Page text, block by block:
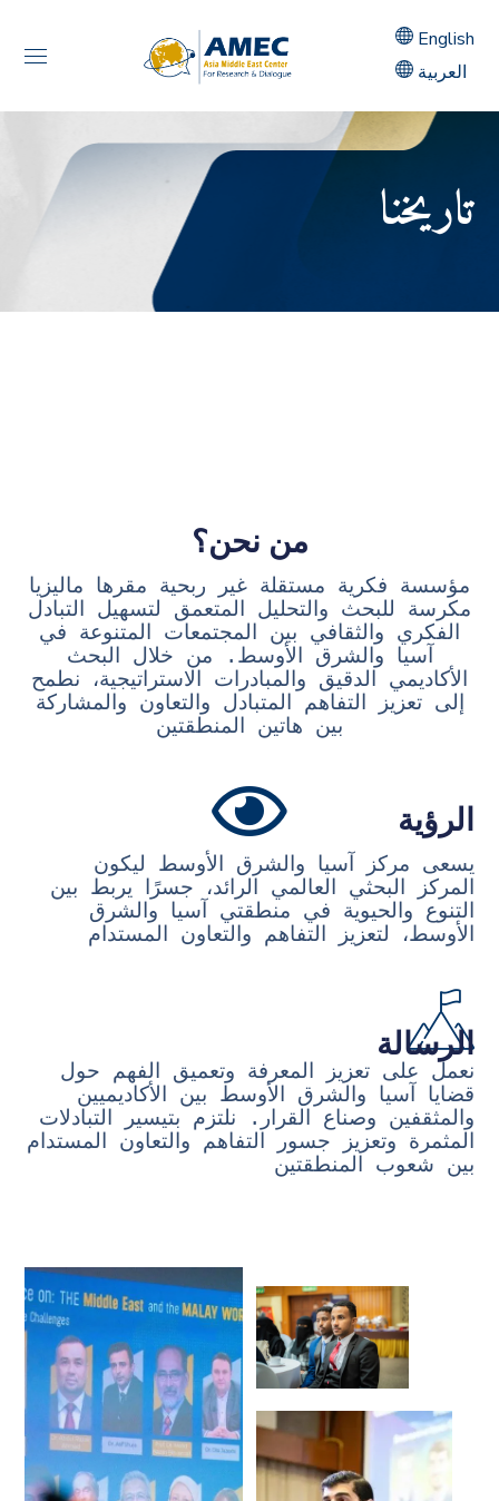
English
العربية
تاريخنا
من نحن؟
مؤسسة فكرية مستقلة غير ربحية مقرها ماليزيا
مكرسة للبحث والتحليل المتعمق لتسهيل التبادل
الفكري والثقافي بين المجتمعات المتنوعة في
آسيا والشرق الأوسط. من خلال البحث
الأكاديمي الدقيق والمبادرات الاستراتيجية، نطمح
إلى تعزيز التفاهم المتبادل والتعاون والمشاركة
بين هاتين المنطقتين
الرؤية
يسعى مركز آسيا والشرق الأوسط ليكون
المركز البحثي العالمي الرائد، جسرًا يربط بين
التنوع والحيوية في منطقتي آسيا والشرق
الأوسط، لتعزيز التفاهم والتعاون المستدام
الرسالة
نعمل على تعزيز المعرفة وتعميق الفهم حول
قضايا آسيا والشرق الأوسط بين الأكاديميين
والمثقفين وصناع القرار. نلتزم بتيسير التبادلات
المثمرة وتعزيز جسور التفاهم والتعاون المستدام
بين شعوب المنطقتين